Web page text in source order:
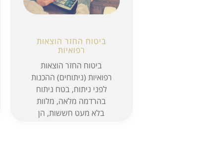
ביטוח החזר הוצאות
רפואיות
ביטוח החזר הוצאות
רפואיות (ניתוחים) ההכנות
לפני ניתוח, בטח ניתוח
בהרדמה מלאה, מלוות
בלא מעט חששות, הן